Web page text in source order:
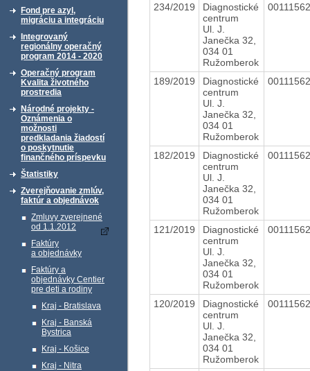
Fond pre azyl,
migráciu a integráciu
Integrovaný
regionálny operačný
program 2014 - 2020
Operačný program
Kvalita životného
prostredia
Národné projekty -
Oznámenia o
možnosti
predkladania žiadostí
o poskytnutie
finančného príspevku
Štatistiky
Zverejňovanie zmlúv,
faktúr a objednávok
Zmluvy zverejnené
od 1.1.2012
Faktúry
a objednávky
Faktúry a
objednávky Centier
pre deti a rodiny
Kraj - Bratislava
Kraj - Banská
Bystrica
Kraj - Košice
Kraj - Nitra
234/2019
Diagnostické
centrum
Ul. J.
Janečka 32,
034 01
Ružomberok
189/2019
Diagnostické
centrum
Ul. J.
Janečka 32,
034 01
Ružomberok
182/2019
Diagnostické
centrum
Ul. J.
Janečka 32,
034 01
Ružomberok
121/2019
Diagnostické
centrum
Ul. J.
Janečka 32,
034 01
Ružomberok
120/2019
Diagnostické
centrum
Ul. J.
Janečka 32,
034 01
Ružomberok